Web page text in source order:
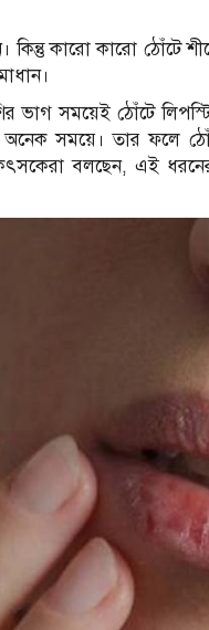
কিন্তু কারো কারো ঠোঁটে
ভাগ সময়েই ঠোঁটে
সময়ে। তার ফলে
বলছেন, এই ধরনের